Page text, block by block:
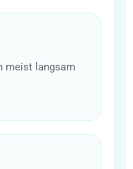
meist langsam